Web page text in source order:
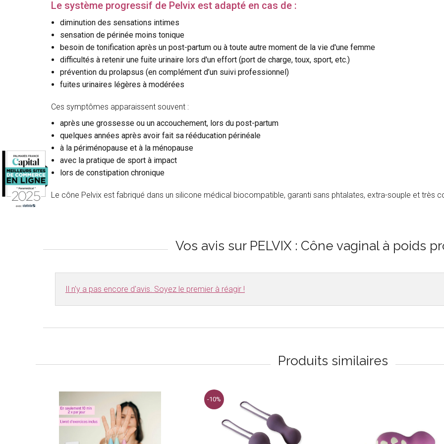
Le système progressif de Pelvix est adapté en cas de :
diminution des sensations intimes
sensation de périnée moins tonique
besoin de tonification après un post-partum ou à toute autre moment de la vie d'une femme
difficultés à retenir une fuite urinaire lors d'un effort (port de charge, toux, sport, etc.)
prévention du prolapsus (en complément d’un suivi professionnel)
fuites urinaires légères à modérées
Ces symptômes apparaissent souvent :
après une grossesse ou un accouchement, lors du post-partum
quelques années après avoir fait sa rééducation périnéale
à la périménopause et à la ménopause
avec la pratique de sport à impact
lors de constipation chronique
Le cône Pelvix est fabriqué dans un silicone médical biocompatible, garanti sans phtalates, extra-souple et très
Vos avis sur PELVIX : Cône vaginal à poids
Il n'y a pas encore d'avis. Soyez le premier à réagir !
Produits similaires
-10%